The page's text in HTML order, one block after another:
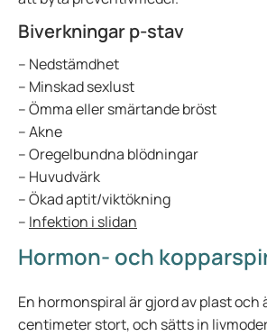
Biverkningar p-stav
– Nedstämdhet
– Minskad sexlust
– Ömma eller smärtande bröst
– Akne
– Oregelbundna blödningar
– Huvudvärk
– Ökad aptit/viktökning
– Infektion i slidan
Hormon- och
En hormonspiral är gjord av plast och
centimeter stort, och sätts in